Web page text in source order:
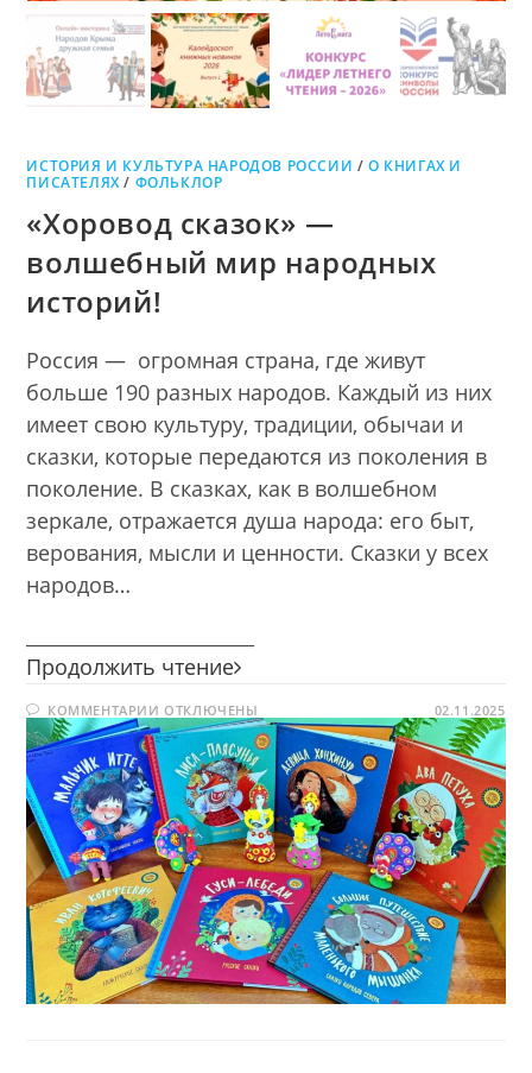
ИСТОРИЯ И КУЛЬТУРА НАРОДОВ РОССИИ /О КНИГАХ И
ПИСАТЕЛЯХ/ ФОЛЬКЛОР
«Хоровод сказок» —
волшебный мир народных
историй!
Россия — огромная страна, где живут
больше 190 разных народов. Каждый из них
имеет свою культуру, традиции, обычаи и
сказки, которые передаются из поколения в
поколение. В сказках, как в волшебном
зеркале, отражается душа народа: его быт,
верования, мысли и ценности. Сказки у всех
народов…
Продолжить чтение «Хоровод
—
волшебный
мир
народных
историй!
КОММЕНТАРИИ К
ЗАПИСИ
«ХОРОВОД
СКАЗОК»
—
ВОЛШЕБНЫЙ
МИР
НАРОДНЫХ
ИСТОРИЙ!
ОТКЛЮЧЕНЫ 02.11.2025